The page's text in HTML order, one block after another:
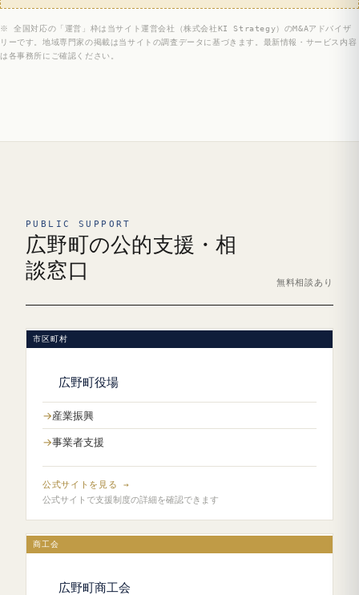
※ 全国対応の「運営」枠は当サイト運営会社（株式会社KI Strategy）のM&Aアドバイザ
リーです。地域専門家の掲載は当サイトの調査データに基づきます。最新情報・サービス内容
は各事務所にご確認ください。
PUBLIC SUPPORT
広野町の公的支援・相
談窓口
無料相談あり
市区町村
広野町役場
産業振興
事業者支援
公式サイトを見る →
公式サイトで支援制度の詳細を確認できます
商工会
広野町商工会